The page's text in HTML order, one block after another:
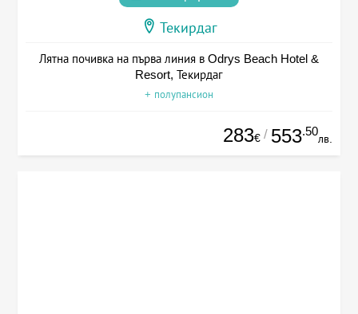
Текирдаг
Лятна почивка на първа линия в Odrys Beach Hotel &
Resort, Текирдаг
+ полупансион
283€ / 553.50
лв.